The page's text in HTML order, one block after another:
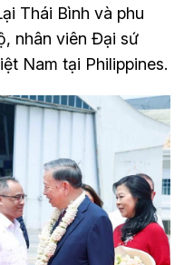
Thái Bình và phu
nhân viên Đại sứ
Nam tại Philippines.